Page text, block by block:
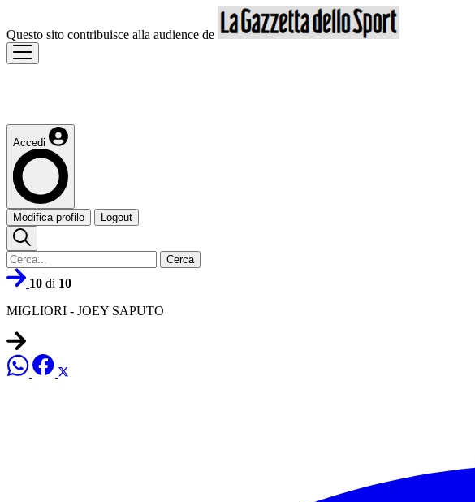
Questo sito contribuisce alla audience de
Accedi
Modifica profilo Logout
Cerca
10 di 10
MIGLIORI - JOEY SAPUTO